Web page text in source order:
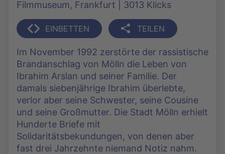
Filmmuseum, Frankfurt | 3013 Klicks
EINBETTEN TEILEN
Im November 1992 zerstörte der rassistische
Brandanschlag von Mölln die Leben von
Ibrahim Arslan und seiner Familie. Der
damals siebenjährige Ibrahim überlebte,
verlor aber seine Schwester, seine Cousine
und seine Großmutter. Die Stadt Mölln erhielt
Hunderte Briefe mit
Solidaritätsbekundungen, von denen aber
fast drei Jahrzehnte niemand Notiz nahm.